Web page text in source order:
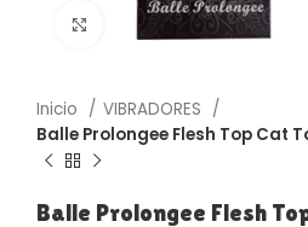
Haga Click para agrandar
Inicio
VIBRADORES
Balle Prolongee Flesh Top Cat
Balle Prolongee Flesh